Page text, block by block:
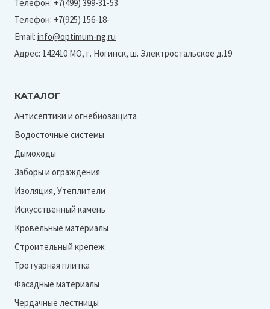
Телефон: +7(499) 399-31-53
Телефон: +7(925) 156-18-
Email: info@optimum-ng.ru
Адрес: 142410 МО, г. Ногинск, ш. Электростальское д.19
КАТАЛОГ
Антисептики и огнебиозащита
Водосточные системы
Дымоходы
Заборы и ограждения
Изоляция, Утеплители
Искусственный камень
Кровельные материалы
Строительный крепеж
Тротуарная плитка
Фасадные материалы
Чердачные лестницы